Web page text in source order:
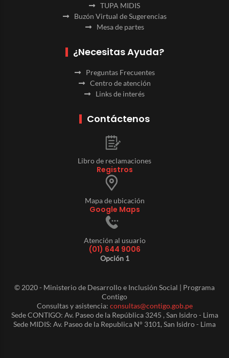
TUPA MIDIS
Buzón Virtual de Sugerencias
Mesa de partes
¿Necesitas Ayuda?
Preguntas Frecuentes
Centro de atención
Links de interés
Contáctenos
Libro de reclamaciones
Registros
Mapa de ubicación
Google Maps
Atención al usuario
(01) 644 9006
Opción 1
© 2020 - Ministerio de Desarrollo e Inclusión Social | Programa
Contigo
Consultas y asistencia: consultas@contigo.gob.pe
Sede CONTIGO: Av. Paseo de la República 3245 , San Isidro - Lima
Sede MIDIS: Av. Paseo de la Republica N° 3101, San Isidro - Lima